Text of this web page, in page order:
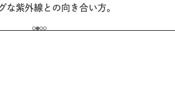
な紫外線との向き合い方。